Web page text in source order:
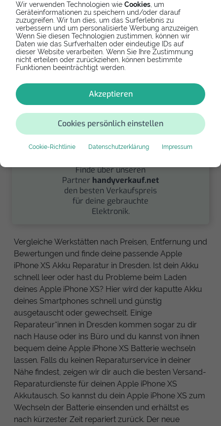
Wir verwenden Technologien wie Cookies , um
Geräteinformationen zu speichern und/oder darauf
zuzugreifen. Wir tun dies, um das Surferlebnis zu
verbessern und um personalisierte Werbung anzuzeigen.
Wenn Sie diesen Technologien zustimmen, können wir
Daten wie das Surfverhalten oder eindeutige IDs auf
dieser Website verarbeiten. Wenn Sie Ihre Zustimmung
nicht erteilen oder zurückziehen, können bestimmte
Funktionen beeinträchtigt werden.
Akzeptieren
Cookies persönlich einstellen
Cookie-Richtlinie Datenschutzerklärung Impressum
Spenden
Spende Dein Gerät über
handysfuerdieumwelt.de
für einen guten Zweck.
Verkaufen
Finde über unseren
Partner handyverkauf.net
den besten Verkaufspreis
für deine gebrauchte
Elektronik.
Vergleiche Werkstätten nach Preisen, Entfernung und
Bewertungen und finde deine passende Apple
iPhone XS Akku Reparatur in Dresden. Ist dein Akku
schnell leer oder hast du Probleme beim Laden
deines Apple iPhone XS? Hier wird der kaputte Akku
deines Smartphones schnell und günstig
ausgetauscht oder gewechselt. Einige
Reparateur*innen in Dresden kommen sogar zu dir
nach Hause oder ins Büro und du kannst von ihnen
bequem deine Apple iPhone XS Batterie wechseln
lassen. Falls du keinen Reparaturservice in deiner
Nähe findest, zeigen wir dir auch die besten Versand-
Reparaturdienste für deinen Apple iPhone XS
Akkutausch. So kannst du dein Apple iPhone XS zum
Wechseln der Batterie einsenden und erhältst es
nach kürzester Zeit repariert zurück. Der neue